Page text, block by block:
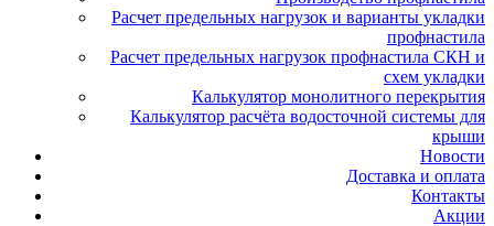
Расчет предельных нагрузок и варианты укладки
профнастила
Расчет предельных нагрузок профнастила СКН и
схем укладки
Калькулятор монолитного перекрытия
Калькулятор расчёта водосточной системы для
крыши
Новости
Доставка и оплата
Контакты
Акции